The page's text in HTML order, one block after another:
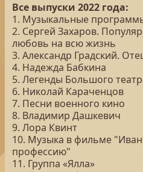
Все выпуски 2022 года:
1. Музыкальные
2. Сергей Захаров.
любовь на всю жизнь
3. Александр Градский.
4. Надежда Бабкина
5. Легенды Большого
6. Николай Караченцов
7. Песни военного кино
8. Владимир Дашкевич
9. Лора Квинт
10. Музыка в фильме
профессию"
11. Группа «Ялла»